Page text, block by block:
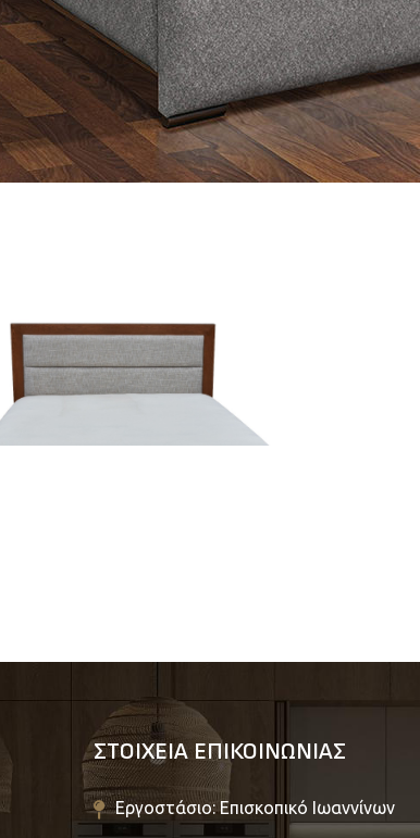
ΣΤΟΙΧΕΙΑ ΕΠΙΚΟΙΝΩΝΙΑΣ
Εργοστάσιο: Επισκοπικό Ιωαννίνων